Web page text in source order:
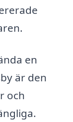
en
är den
och